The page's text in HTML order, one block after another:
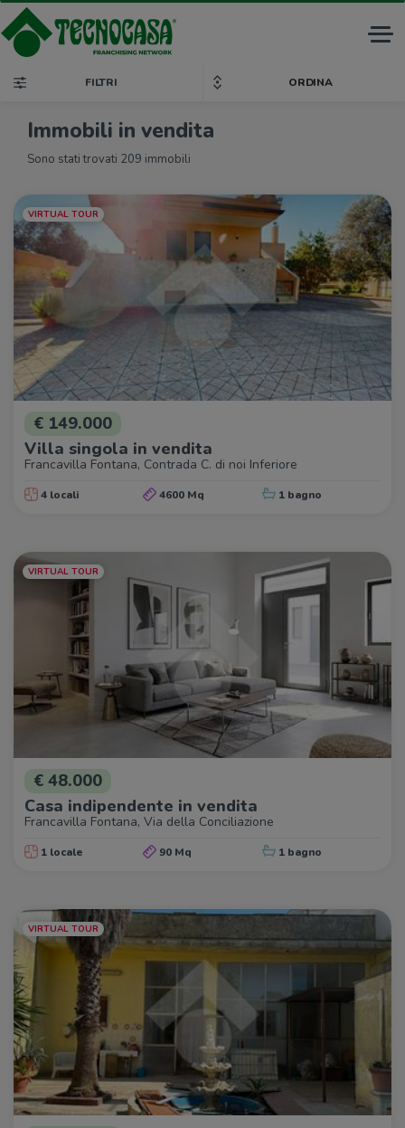
Immobili in vendita
Sono stati trovati 209 immobili
FILTRI ORDINA
VIRTUAL TOUR
€ 149.000
Villa singola in vendita
Francavilla Fontana, Contrada C. di noi Inferiore
4 locali 4600 Mq 1 bagno
VIRTUAL TOUR
€ 48.000
Casa indipendente in vendita
Francavilla Fontana, Via della Conciliazione
1 locale 90 Mq 1 bagno
VIRTUAL TOUR